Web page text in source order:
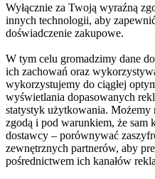
Wyłącznie za Twoją wyraźną
innych technologii, aby
doświadczenie zakupowe.
W tym celu gromadzimy dane
ich zachowań oraz
wykorzystujemy do ciągłej
wyświetlania dopasowanych
statystyk użytkowania. Możemy
zgodą i pod warunkiem, że sam
dostawcy – porównywać
zewnętrznych partnerów, aby
pośrednictwem ich kanałów